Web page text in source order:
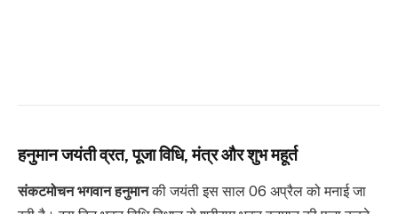
हनुमान जयंती व्रत, पूजा विधि, मंत्र और शुभ महूर्त
संकटमोचन भगवान हनुमानकी जयंती इस साल 06 अप्रैल को मनाई जा